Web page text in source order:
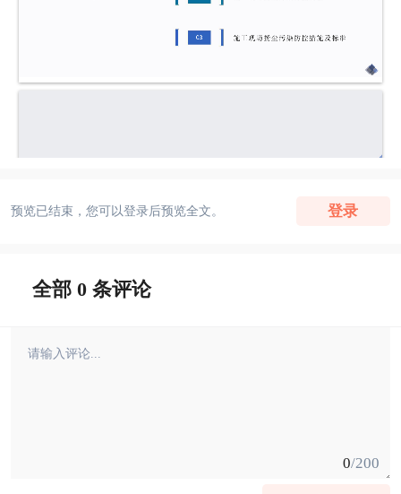
预览已结束，您可以登录后预览全文。 登录
全部 0 条评论
0/200